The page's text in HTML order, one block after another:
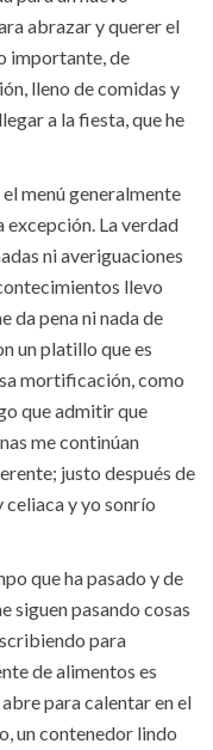
abrazar y querer el
importante, de
lleno de comidas y
a la fiesta, que he
menú generalmente
excepción. La verdad
ni averiguaciones
llevo
da pena ni nada de
un platillo que es
mortificación, como
que admitir que
me continúan
justo después de
celiaca y yo sonrío
que ha pasado y de
siguen pasando cosas
para
de alimentos es
para calentar en el
un contenedor lindo